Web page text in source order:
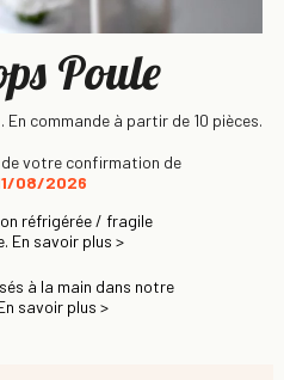
Poule
commande à partir de 10 pièces.
votre confirmation de
08/2026
réfrigérée / fragile
En savoir plus >
à la main dans notre
savoir plus >